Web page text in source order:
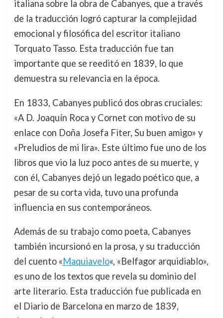
italiana sobre la obra de Cabanyes, que a través
de la traducción logró capturar la complejidad
emocional y filosófica del escritor italiano
Torquato Tasso. Esta traducción fue tan
importante que se reeditó en 1839, lo que
demuestra su relevancia en la época.
En 1833, Cabanyes publicó dos obras cruciales:
«A D. Joaquín Roca y Cornet con motivo de su
enlace con Doña Josefa Fiter, Su buen amigo» y
«Preludios de mi lira». Este último fue uno de los
libros que vio la luz poco antes de su muerte, y
con él, Cabanyes dejó un legado poético que, a
pesar de su corta vida, tuvo una profunda
influencia en sus contemporáneos.
Además de su trabajo como poeta, Cabanyes
también incursionó en la prosa, y su traducción
del cuento «Maquiavelo«, «Belfagor arquidiablo»,
es uno de los textos que revela su dominio del
arte literario. Esta traducción fue publicada en
el Diario de Barcelona en marzo de 1839,